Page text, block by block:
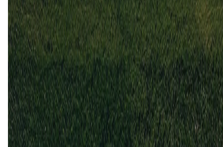
Leganés
Eldense
5 mei 2024
Eldense
Leganés
1 2
10 dec
2023
Leganés
Eldense
1 1